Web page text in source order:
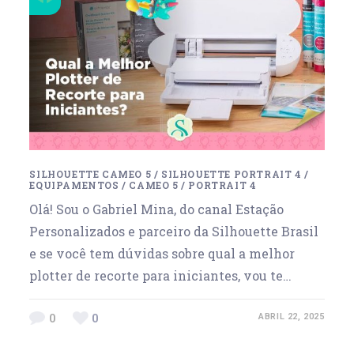
SILHOUETTE CAMEO 5 / SILHOUETTE PORTRAIT 4 /
EQUIPAMENTOS / CAMEO 5 / PORTRAIT 4
Olá! Sou o Gabriel Mina, do canal Estação
Personalizados e parceiro da Silhouette Brasil
e se você tem dúvidas sobre qual a melhor
plotter de recorte para iniciantes, vou te…
0 0 ABRIL 22, 2025